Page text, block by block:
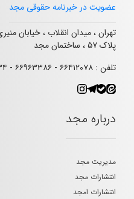
عضویت در خبرنامه حقوقی مجد
تهران ، میدان انقلاب ، خیابان
پلاک ۵۷ ، ساختمان مجد
تلفن : ۶۶۴۱۲۰۷۸ - ۶۶۹۶۳۳۸۶ - ۰۲۱۶۶۴۹۵۰۳۴
درباره مجد
مدیریت مجد
انتشارات مجد
انتشارات امجد